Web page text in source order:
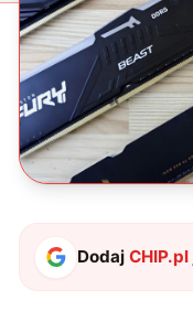
DodajCHIP.pl